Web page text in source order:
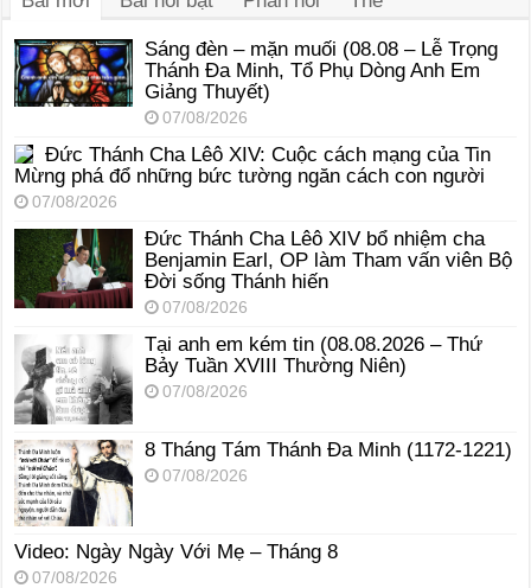
Sáng đèn – mặn muối (08.08 – Lễ Trọng
Thánh Đa Minh, Tổ Phụ Dòng Anh Em
Giảng Thuyết)
07/08/2026
Đức Thánh Cha Lêô XIV: Cuộc cách mạng của Tin
Mừng phá đổ những bức tường ngăn cách con người
07/08/2026
Đức Thánh Cha Lêô XIV bổ nhiệm cha
Benjamin Earl, OP làm Tham vấn viên Bộ
Đời sống Thánh hiến
07/08/2026
Tại anh em kém tin (08.08.2026 – Thứ
Bảy Tuần XVIII Thường Niên)
07/08/2026
8 Tháng Tám Thánh Ða Minh (1172-1221)
07/08/2026
Video: Ngày Ngày Với Mẹ – Tháng 8
07/08/2026